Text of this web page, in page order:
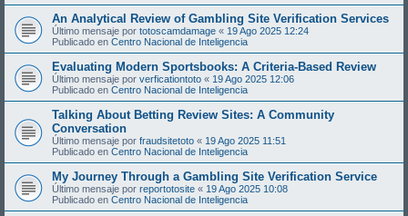
An Analytical Review of Gambling Site Verification Services
Último mensaje por totoscamdamage « 19 Ago 2025 12:24
Publicado en Centro Nacional de Inteligencia
Evaluating Modern Sportsbooks: A Criteria-Based Review
Último mensaje por verficationtoto « 19 Ago 2025 12:06
Publicado en Centro Nacional de Inteligencia
Talking About Betting Review Sites: A Community
Conversation
Último mensaje por fraudsitetoto « 19 Ago 2025 11:51
Publicado en Centro Nacional de Inteligencia
My Journey Through a Gambling Site Verification Service
Último mensaje por reportotosite « 19 Ago 2025 10:08
Publicado en Centro Nacional de Inteligencia